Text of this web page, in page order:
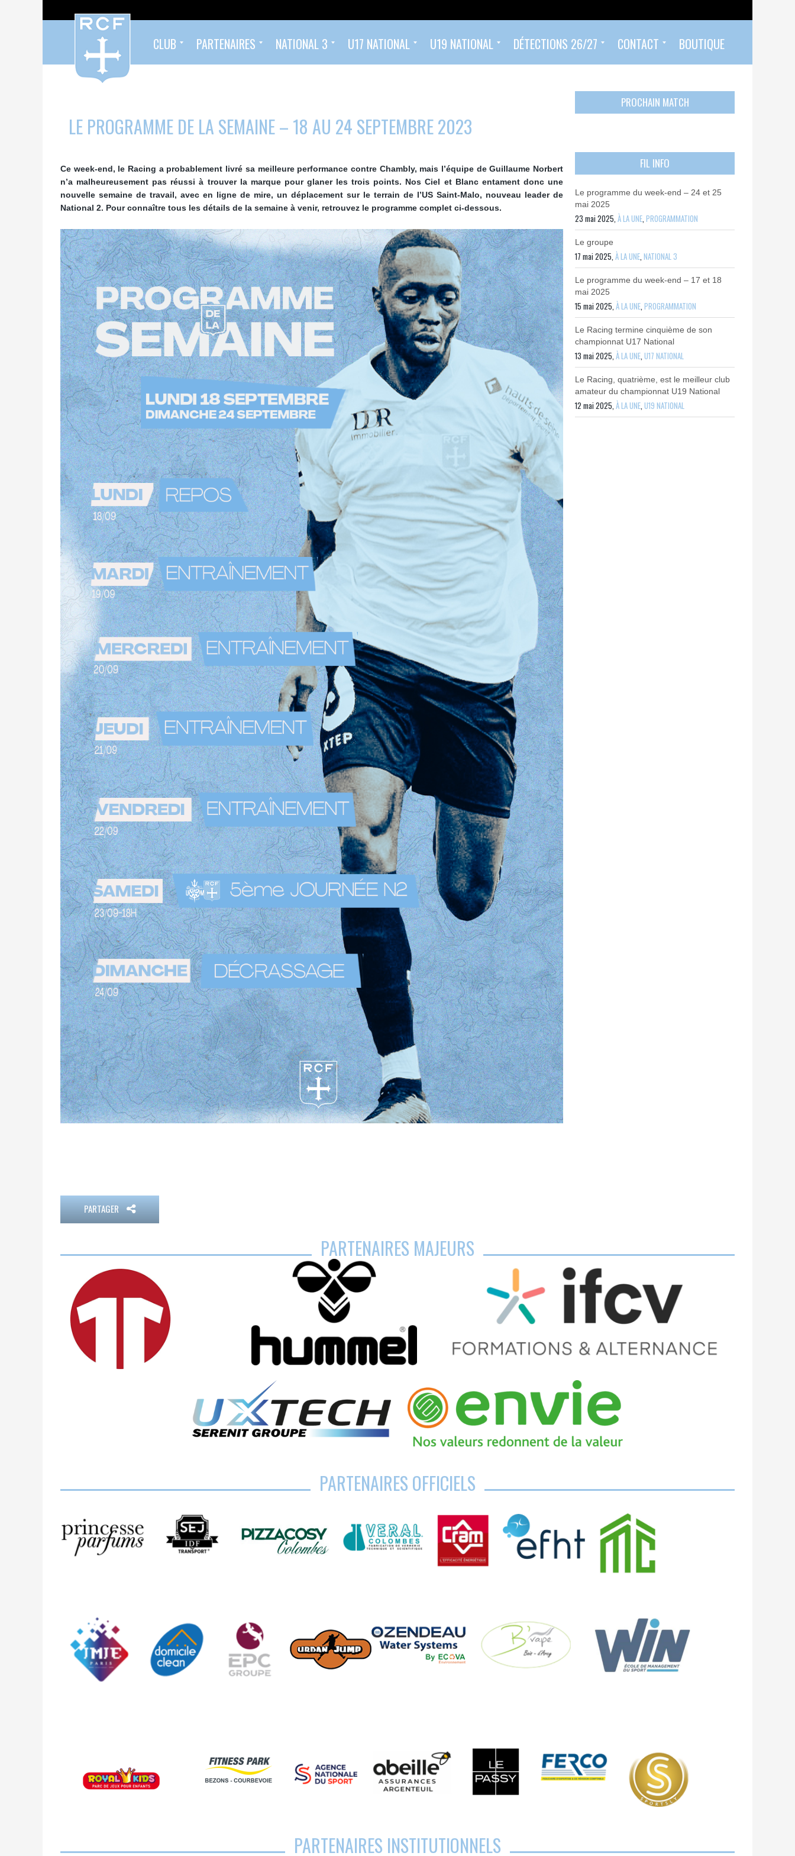
CLUB PARTENAIRES NATIONAL 3 U17 NATIONAL U19 NATIONAL DÉTECTIONS 26/27 CONTACT BOUTIQUE
LE PROGRAMME DE LA SEMAINE – 18 AU 24 SEPTEMBRE 2023
Ce week-end, le Racing a probablement livré sa meilleure performance contre Chambly, mais l’équipe de Guillaume Norbert
n’a malheureusement pas réussi à trouver la marque pour glaner les trois points. Nos Ciel et Blanc entament donc une
nouvelle semaine de travail, avec en ligne de mire, un déplacement sur le terrain de l’US Saint-Malo, nouveau leader de
National 2. Pour connaître tous les détails de la semaine à venir, retrouvez le programme complet ci-dessous.
PARTAGER
PROCHAIN MATCH
FIL INFO
Le programme du week-end – 24 et 25
mai 2025
23 mai 2025,À LA UNE,PROGRAMMATION
Le groupe
17 mai 2025,À LA UNE,NATIONAL 3
Le programme du week-end – 17 et 18
mai 2025
15 mai 2025,À LA UNE,PROGRAMMATION
Le Racing termine cinquième de son
championnat U17 National
13 mai 2025,À LA UNE,U17 NATIONAL
Le Racing, quatrième, est le meilleur club
amateur du championnat U19 National
12 mai 2025,À LA UNE,U19 NATIONAL
PARTENAIRES MAJEURS
PARTENAIRES OFFICIELS
PARTENAIRES INSTITUTIONNELS